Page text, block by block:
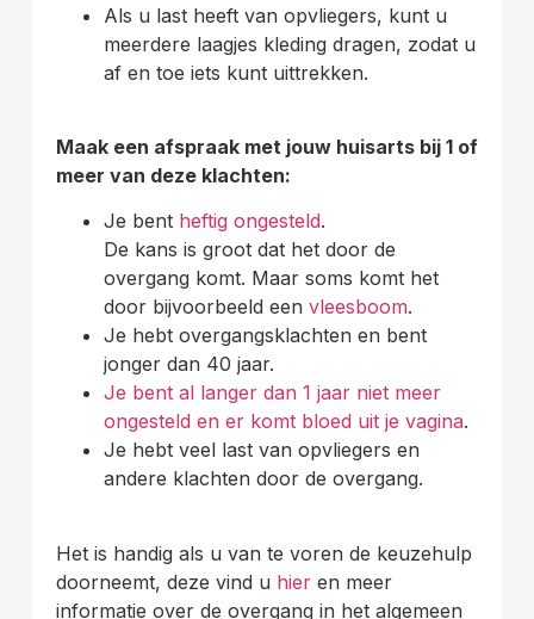
Als u last heeft van opvliegers, kunt u
meerdere laagjes kleding dragen, zodat u
af en toe iets kunt uittrekken.
Maak een afspraak met jouw huisarts bij 1 of
meer van deze klachten:
Je bent heftig ongesteld.
De kans is groot dat het door de
overgang komt. Maar soms komt het
door bijvoorbeeld een vleesboom.
Je hebt overgangsklachten en bent
jonger dan 40 jaar.
Je bent al langer dan 1 jaar niet meer
ongesteld en er komt bloed uit je vagina.
Je hebt veel last van opvliegers en
andere klachten door de overgang.
Het is handig als u van te voren de keuzehulp
doorneemt, deze vind u hieren meer
informatie over de overgang in het algemeen